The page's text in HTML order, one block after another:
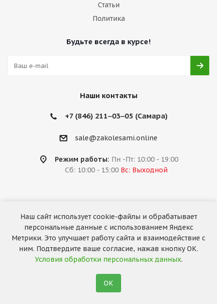
Статьи
Политика
Будьте всегда в курсе!
Наши контакты
+7 (846) 211‒03‒05 (Самара)
sale@zakolesami.online
Режим работы: Пн -Пт: 10:00 - 19:00
Сб: 10:00 - 15:00 Вс: Выходной
2026 © «За колёсами.Online»
Запуск сайта —RuMaster
Наш сайт использует cookie-файлы и обрабатывает
персональные данные с использованием Яндекс
Метрики. Это улучшает работу сайта и взаимодействие с
ним. Подтвердите ваше согласие, нажав кнопку ОК.
Условия обработки персональных данных.
ОК